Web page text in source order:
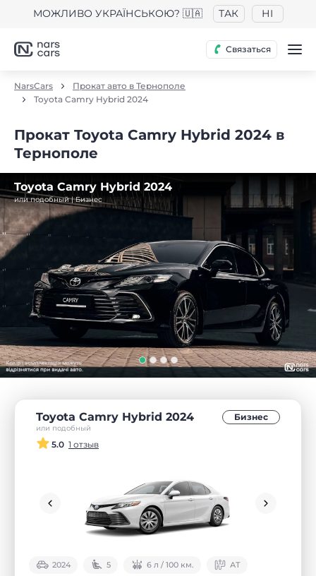
МОЖЛИВО УКРАЇНСЬКОЮ? 🇺🇦 ТАК НІ
Связаться
NarsCars
Прокат авто в Тернополе
Toyota Camry Hybrid 2024
Прокат Toyota Camry Hybrid 2024 в
Тернополе
Toyota Camry Hybrid 2024
или подобный | Бизнес
Toyota Camry Hybrid 2024
или подобный
Бизнес
5.0 1 отзыв
2024 5 6 л / 100 км. АТ